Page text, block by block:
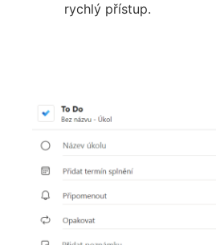
rychlý přístup.